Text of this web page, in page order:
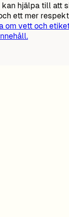
hjälpa till att
ett mer
om vett och